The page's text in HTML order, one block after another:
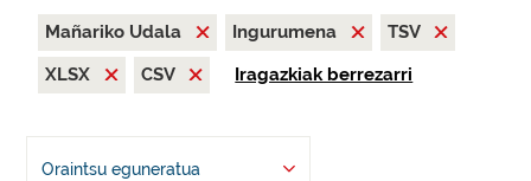
Mañariko Udala Ingurumena
TSV
XLSX
CSV Iragazkiak berrezarri
Oraintsu eguneratua